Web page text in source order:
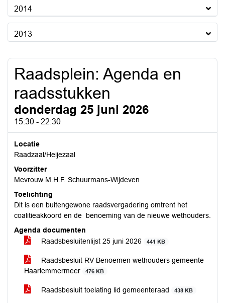
2014
2013
Raadsplein: Agenda en
raadsstukken
donderdag 25 juni 2026
15:30 - 22:30
Locatie
Raadzaal/Heijezaal
Voorzitter
Mevrouw M.H.F. Schuurmans-Wijdeven
Toelichting
Dit is een buitengewone raadsvergadering omtrent het
coalitieakkoord en de benoeming van de nieuwe wethouders.
Agenda documenten
Raadsbesluitenlijst 25 juni 2026
441 KB
Raadsbesluit RV Benoemen wethouders gemeente
Haarlemmermeer
476 KB
Raadsbesluit toelating lid gemeenteraad 438 KB